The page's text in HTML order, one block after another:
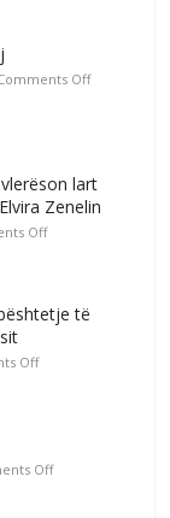
Off
lart
Zenelin
Off
të
Off
Off